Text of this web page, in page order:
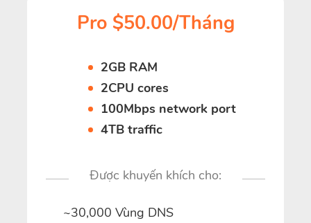
Pro $50.00/Tháng
2GB RAM
2CPU cores
100Mbps network port
4TB traffic
Được khuyến khích cho:
~30,000 Vùng DNS